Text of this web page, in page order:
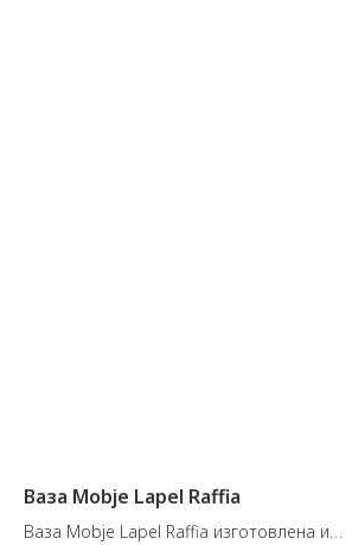
Ваза Mobje Lapel Raffia
Ваза Mobje Lapel Raffia изготовлена из